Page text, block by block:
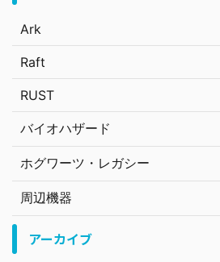
Ark
Raft
RUST
バイオハザード
ホグワーツ・レガシー
周辺機器
アーカイブ